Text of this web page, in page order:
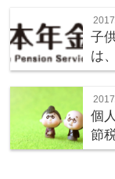
子
は
個
節